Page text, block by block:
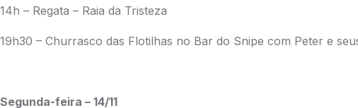
14h – Regata – Raia da Tristeza
19h30 – Churrasco das Flotilhas no Bar do Snipe com Peter e
Segunda-feira – 14/11